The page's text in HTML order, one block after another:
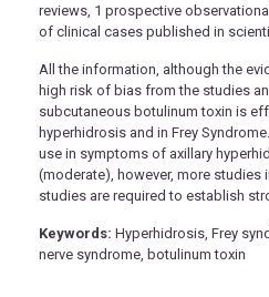
reviews, 1 prospective
of clinical cases published in
All the information, although the
high risk of bias from the studies
subcutaneous botulinum toxin is
hyperhidrosis and in Frey
use in symptoms of axillary
(moderate), however, more studies
studies are required to establish
Keywords: Hyperhidrosis, Frey
nerve syndrome, botulinum toxin